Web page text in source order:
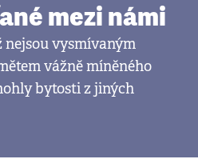
mezi námi
nejsou vysmívaným
vážně míněného
bytosti z jiných